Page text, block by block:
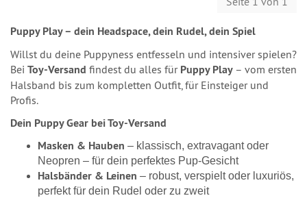
Puppy Play – dein Headspace, dein Rudel, dein Spiel
Willst du deine Puppyness entfesseln und intensiver spielen?
Bei Toy-Versand findest du alles für Puppy Play – vom ersten
Halsband bis zum kompletten Outfit, für Einsteiger und
Profis.
Dein Puppy Gear bei Toy-Versand
Masken & Hauben – klassisch, extravagant oder
Neopren – für dein perfektes Pup-Gesicht
Halsbänder & Leinen – robust, verspielt oder luxuriös,
perfekt für dein Rudel oder zu zweit